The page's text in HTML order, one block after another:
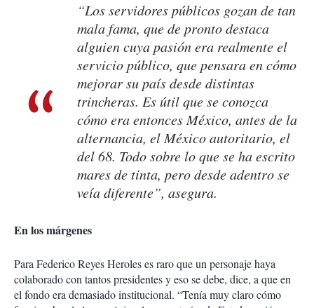
“Los servidores públicos gozan de tan
mala fama, que de pronto destaca
alguien cuya pasión era realmente el
servicio público, que pensara en cómo
mejorar su país desde distintas
trincheras. Es útil que se conozca
cómo era entonces México, antes de la
alternancia, el México autoritario, el
del 68. Todo sobre lo que se ha escrito
mares de tinta, pero desde adentro se
veía diferente”, asegura.
En los márgenes
Para Federico Reyes Heroles es raro que un personaje haya
colaborado con tantos presidentes y eso se debe, dice, a que en
el fondo era demasiado institucional. “Tenía muy claro cómo